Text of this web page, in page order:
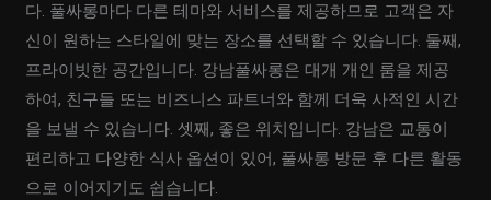
다. 풀싸롱마다 다른 테마와 서비스를 제공하므로 고객은 자
신이 원하는 스타일에 맞는 장소를 선택할 수 있습니다. 둘째,
프라이빗한 공간입니다. 강남풀싸롱은 대개 개인 룸을 제공
하여, 친구들 또는 비즈니스 파트너와 함께 더욱 사적인 시간
을 보낼 수 있습니다. 셋째, 좋은 위치입니다. 강남은 교통이
편리하고 다양한 식사 옵션이 있어, 풀싸롱 방문 후 다른 활동
으로 이어지기도 쉽습니다.